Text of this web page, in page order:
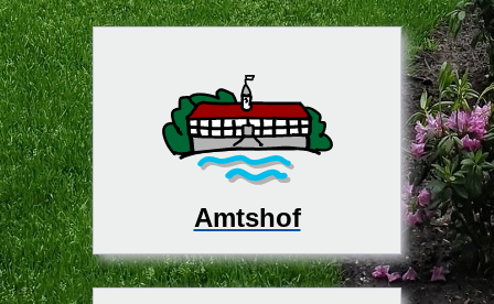
Amtshof